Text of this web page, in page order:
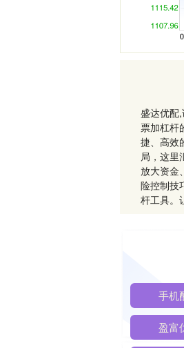
盛达优配
票加杠杆
捷、高效
局，这里
放大资金
险控制技
杆工具。
手机
盈富